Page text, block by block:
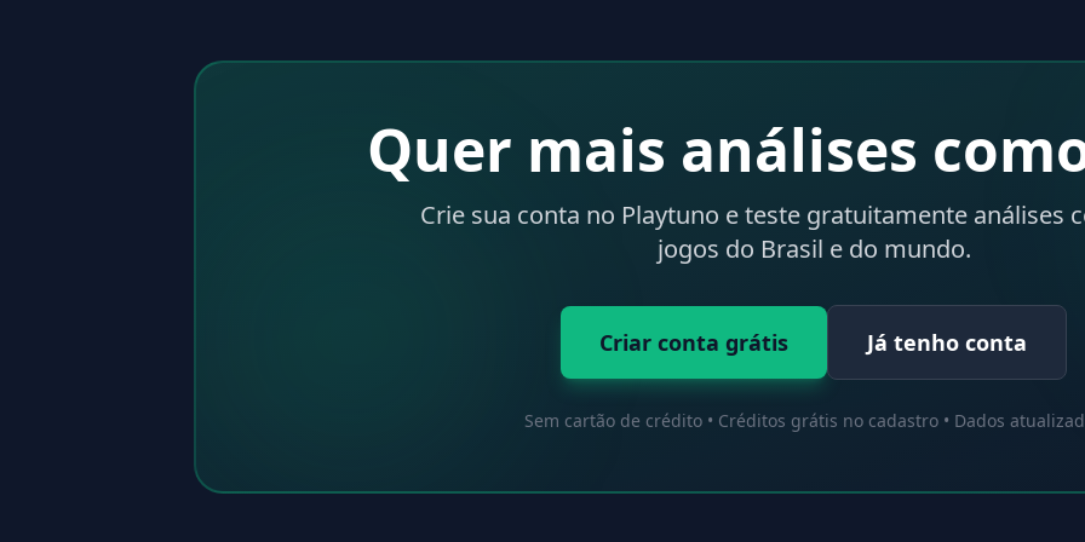
Quer mais análises
Crie sua conta no Playtuno e teste gratuitamente análises
jogos do Brasil e do mundo.
Criar conta grátis Já tenho conta
Sem cartão de crédito • Créditos grátis no cadastro • Dados